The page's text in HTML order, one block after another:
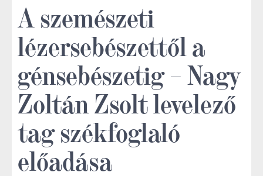
A szemészeti
lézersebészettől a
génsebészetig – Nagy
Zoltán Zsolt levelező
tag székfoglaló
előadása